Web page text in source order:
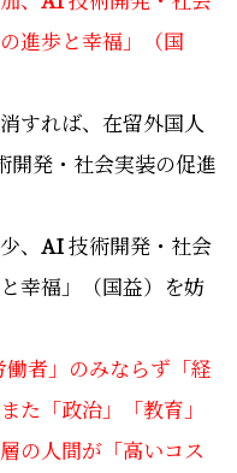
進歩と幸福」（国
すれば、在留外国人
開発・社会実装の促進
、AI技術開発・社会
幸福」（国益）を妨
者」のみならず「経
た「政治」「教育」
の人間が「高いコス